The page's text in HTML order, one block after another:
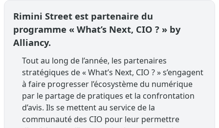
Rimini Street est partenaire du
programme « What’s Next, CIO ? » by
Alliancy.
Tout au long de l’année, les partenaires
stratégiques de « What’s Next, CIO ? » s’engagent
à faire progresser l’écosystème du numérique
par le partage de pratiques et la confrontation
d’avis. Ils se mettent au service de la
communauté des CIO pour leur permettre